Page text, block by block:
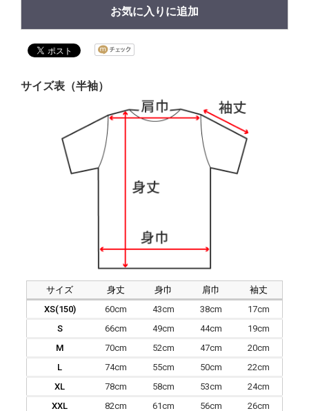
お気に入りに追加
サイズ表（半袖）
サイズ 身丈 身巾 肩巾
袖丈
XS(150)
60cm 43cm 38cm
17cm
S
66cm 49cm 44cm
19cm
M
70cm 52cm 47cm
20cm
L
74cm 55cm 50cm
22cm
XL
78cm 58cm 53cm
24cm
XXL
82cm 61cm 56cm 26cm